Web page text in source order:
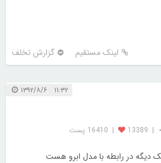
لینک مستقیم گزارش تخلف
۱۱:۳۲ ۱۳۹۲/۸/۶
|
13389
| 16410 پست
دیگه در رابطه با مدل ابرو هست